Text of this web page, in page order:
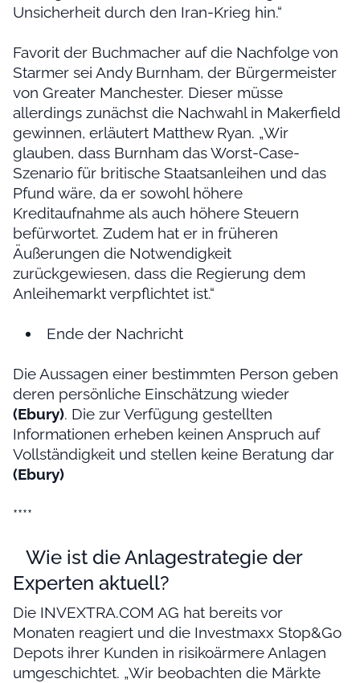
Unsicherheit durch den Iran-Krieg hin.“
Favorit der Buchmacher auf die Nachfolge von
Starmer sei Andy Burnham, der Bürgermeister
von Greater Manchester. Dieser müsse
allerdings zunächst die Nachwahl in Makerfield
gewinnen, erläutert Matthew Ryan. „Wir
glauben, dass Burnham das Worst-Case-
Szenario für britische Staatsanleihen und das
Pfund wäre, da er sowohl höhere
Kreditaufnahme als auch höhere Steuern
befürwortet. Zudem hat er in früheren
Äußerungen die Notwendigkeit
zurückgewiesen, dass die Regierung dem
Anleihemarkt verpflichtet ist.“
Ende der Nachricht
Die Aussagen einer bestimmten Person geben
deren persönliche Einschätzung wieder
(Ebury). Die zur Verfügung gestellten
Informationen erheben keinen Anspruch auf
Vollständigkeit und stellen keine Beratung dar
(Ebury)
****
Wie ist die Anlagestrategie der
Experten aktuell?
Die INVEXTRA.COM AG hat bereits vor
Monaten reagiert und die Investmaxx Stop&Go
Depots ihrer Kunden in risikoärmere Anlagen
umgeschichtet. „Wir beobachten die Märkte